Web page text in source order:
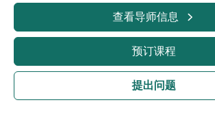
查看导师信息
预订课程
提出问题